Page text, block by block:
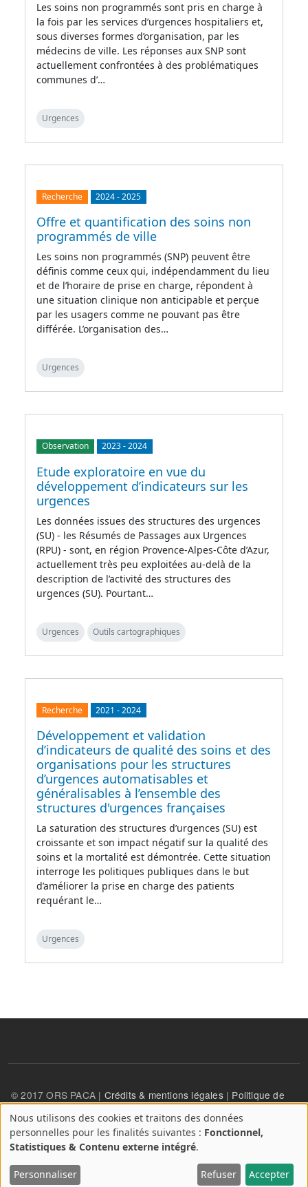
Les soins non programmés sont pris en charge à
la fois par les services d’urgences hospitaliers et,
sous diverses formes d’organisation, par les
médecins de ville. Les réponses aux SNP sont
actuellement confrontées à des problématiques
communes d’…
Urgences
Recherche 2024-2025
Offre et quantification des soins non
programmés de ville
Les soins non programmés (SNP) peuvent être
définis comme ceux qui, indépendamment du lieu
et de l’horaire de prise en charge, répondent à
une situation clinique non anticipable et perçue
par les usagers comme ne pouvant pas être
différée. L’organisation des…
Urgences
Observation 2023-2024
Etude exploratoire en vue du
développement d’indicateurs sur les
urgences
Les données issues des structures des urgences
(SU) - les Résumés de Passages aux Urgences
(RPU) - sont, en région Provence-Alpes-Côte d’Azur,
actuellement très peu exploitées au-delà de la
description de l’activité des structures des
urgences (SU). Pourtant…
Urgences Outils cartographiques
Recherche 2021 -2024
Développement et validation
d’indicateurs de qualité des soins et des
organisations pour les structures
d’urgences automatisables et
généralisables à l’ensemble des
structures d'urgences françaises
La saturation des structures d’urgences (SU) est
croissante et son impact négatif sur la qualité des
soins et la mortalité est démontrée. Cette situation
interroge les politiques publiques dans le but
d’améliorer la prise en charge des patients
requérant le…
Urgences
© 2017 ORS PACA | Crédits & mentions légales| Politique de
confidentialité
User account menu
Se connecter
A
propos
cookies
Nous utilisons des cookies et traitons des données
personnelles pour les finalités suivantes : Fonctionnel,
Statistiques & Contenu externe intégré.
Personnaliser Refuser Accepter